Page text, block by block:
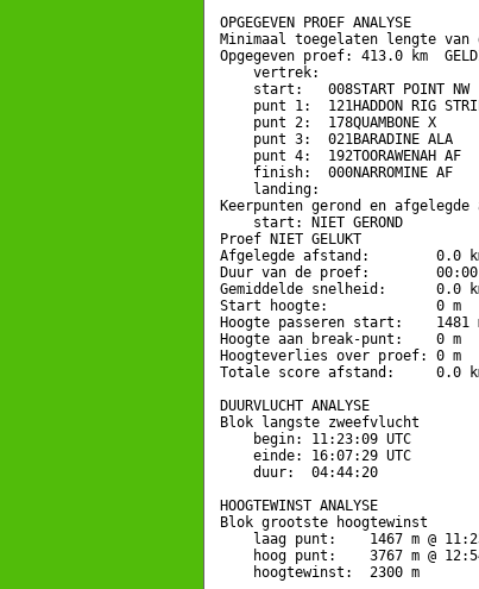
OPGEGEVEN PROEF ANALYSE
Minimaal toegelaten lengte van
Opgegeven proef: 413.0 km
vertrek:
start:   008START POINT NW
punt 1:  121HADDON RIG
punt 2:  178QUAMBONE X
punt 3:  021BARADINE ALA
punt 4:  192TOORAWENAH AF
finish:  000NARROMINE AF
landing:
Keerpunten gerond en afgelegde
    start: NIET GEROND
Proef NIET GELUKT
Afgelegde afstand:        0.0
Duur van de proef:
Gemiddelde snelheid:      0.0
Start hoogte:             0 m
Hoogte passeren start:    1481
Hoogte aan break-punt:    0 m
Hoogteverlies over proef: 0 m
Totale score afstand:     0.0
DUURVLUCHT ANALYSE
Blok langste zweefvlucht
    begin: 11:23:09 UTC
    einde: 16:07:29 UTC
    duur:  04:44:20
HOOGTEWINST ANALYSE
Blok grootste hoogtewinst
laag punt:    1467 m @
hoog punt:    3767 m @
    hoogtewinst:  2300 m